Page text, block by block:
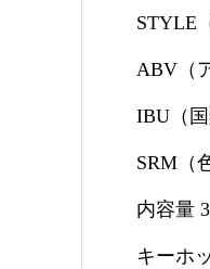
STYLE
ABV（
IBU（
SRM（
内容量
キーホ